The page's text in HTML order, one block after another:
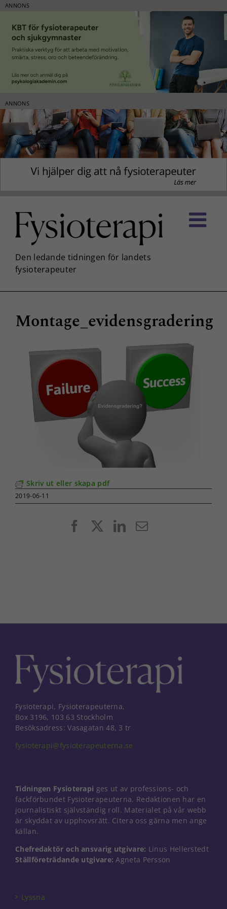
ANNONS
ANNONS
innehållet
Montage_evidensgradering
Skriv ut eller skapa pdf
2019-06-11
FacebookLinkedIn
E-
Fysioterapi, Fysioterapeuterna,
Box 3196, 103 63 Stockholm
Besöksadress: Vasagatan 48, 3 tr
fysioterapi@fysioterapeuterna.se
Tidningen Fysioterapi ges ut av professions- och
fackförbundet Fysioterapeuterna. Redaktionen har en
journalistiskt självständig roll. Materialet på vår webb
är skyddat av upphovsrätt. Citera oss gärna men ange
källan.
Chefredaktör och ansvarig utgivare: Linus Hellerstedt
Ställföreträdande utgivare: Agneta Persson
Lyssna
Nödvändiga